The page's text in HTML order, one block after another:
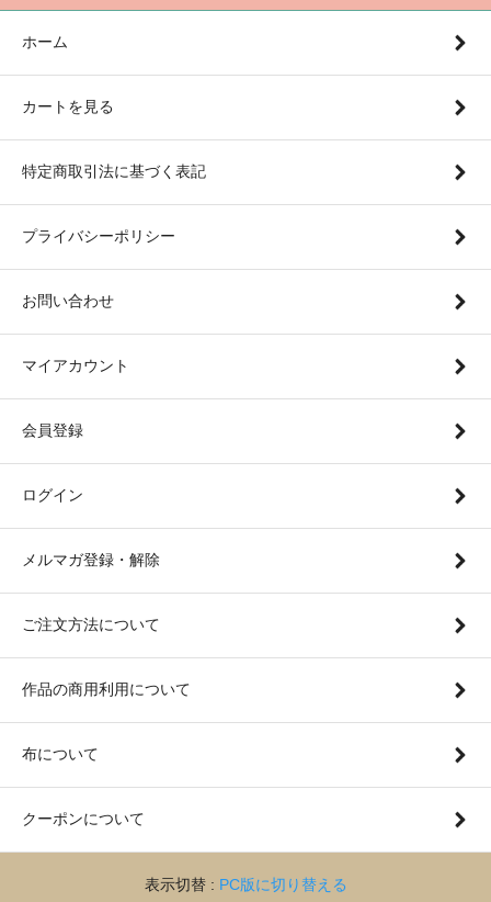
ホーム
カートを見る
特定商取引法に基づく表記
プライバシーポリシー
お問い合わせ
マイアカウント
会員登録
ログイン
メルマガ登録・解除
ご注文方法について
作品の商用利用について
布について
クーポンについて
表示切替 : PC版に切り替える